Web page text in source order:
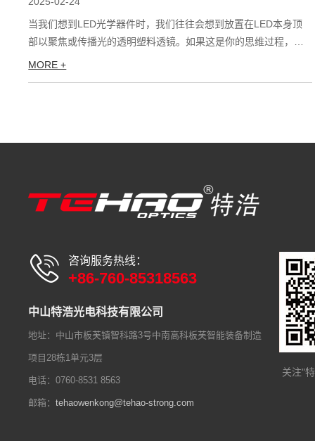
当我们想到LED光学器件时，我们往往会想到放置在LED本身顶
部以聚焦或传播光的透明塑料透镜。如果这是你的思维过程，你
就走得太远了。让我们退后一步，看看LED本身。看到二极管上...
MORE +
咨询服务热线：
+86-760-85318563
中山特浩光电科技有限公司
地址：中山市板芙镇智科路3号中南高科板芙智能装备制造
项目28栋1单元3层
电话：0760-8531 8563
邮箱：tehaowenkong@tehao-strong.com
关注"